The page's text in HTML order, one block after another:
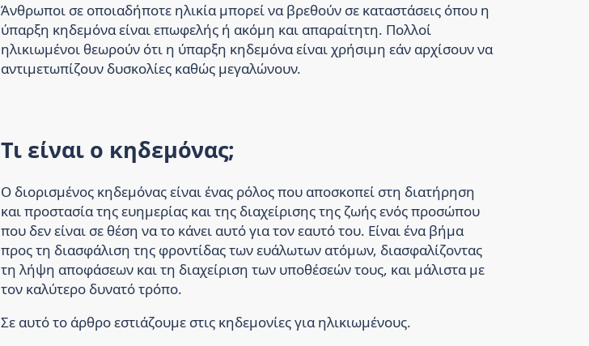
Άνθρωποι σε οποιαδήποτε ηλικία μπορεί να βρεθούν σε καταστάσεις όπου η
ύπαρξη κηδεμόνα είναι επωφελής ή ακόμη και απαραίτητη. Πολλοί
ηλικιωμένοι θεωρούν ότι η ύπαρξη κηδεμόνα είναι χρήσιμη εάν αρχίσουν να
αντιμετωπίζουν δυσκολίες καθώς μεγαλώνουν.
Τι είναι ο κηδεμόνας;
Ο διορισμένος κηδεμόνας είναι ένας ρόλος που αποσκοπεί στη διατήρηση
και προστασία της ευημερίας και της διαχείρισης της ζωής ενός προσώπου
που δεν είναι σε θέση να το κάνει αυτό για τον εαυτό του. Είναι ένα βήμα
προς τη διασφάλιση της φροντίδας των ευάλωτων ατόμων, διασφαλίζοντας
τη λήψη αποφάσεων και τη διαχείριση των υποθέσεών τους, και μάλιστα με
τον καλύτερο δυνατό τρόπο.
Σε αυτό το άρθρο εστιάζουμε στις κηδεμονίες για ηλικιωμένους.